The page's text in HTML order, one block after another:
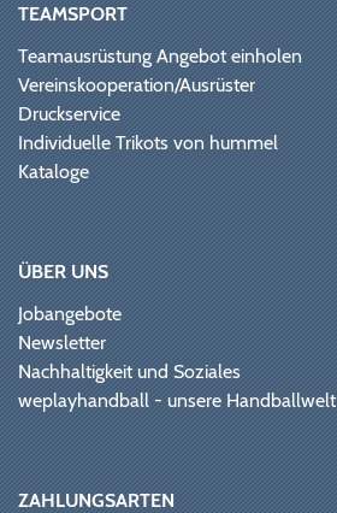
TEAMSPORT
Teamausrüstung Angebot einholen
Vereinskooperation/Ausrüster
Druckservice
Individuelle Trikots von hummel
Kataloge
ÜBER UNS
Jobangebote
Newsletter
Nachhaltigkeit und Soziales
weplayhandball - unsere Handballwelt
ZAHLUNGSARTEN